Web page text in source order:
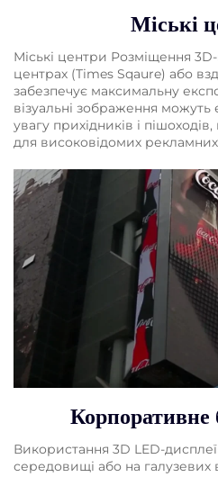
Міські
Міські центри Розміщення
центрах (Times Sqaure) або
забезпечує максимальну
візуальні зображення
увагу прихідників і
для високовідомих
Корпоративне
Використання 3D LED-
середовищі або на галузевих